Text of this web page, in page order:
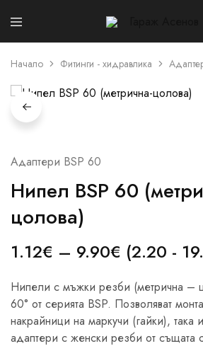
Асенов
Начало Фитинги - хидравлика
Адаптери BSP 60
Нипел BSP 60
цолова)
1.12€ – 9.90€ (2.20 -
Нипели с мъжки резби (метрична –
60° от серията BSP. Позволяват
накрайници на маркучи (гайки), така
адаптери с женски резби от същата